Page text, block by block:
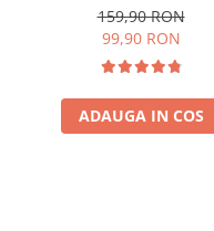
viteze + functie Pulse,
Negru
159,90 RON
99,90 RON
ADAUGA IN COS